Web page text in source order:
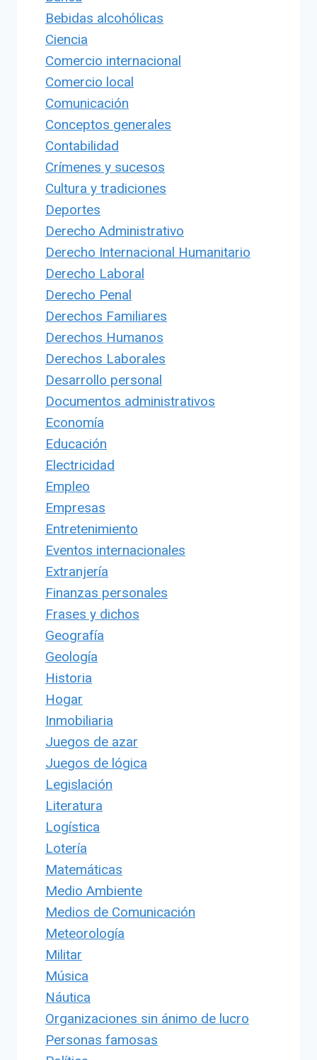
Bebidas alcohólicas
Ciencia
Comercio internacional
Comercio local
Comunicación
Conceptos generales
Contabilidad
Crímenes y sucesos
Cultura y tradiciones
Deportes
Derecho Administrativo
Derecho Internacional Humanitario
Derecho Laboral
Derecho Penal
Derechos Familiares
Derechos Humanos
Derechos Laborales
Desarrollo personal
Documentos administrativos
Economía
Educación
Electricidad
Empleo
Empresas
Entretenimiento
Eventos internacionales
Extranjería
Finanzas personales
Frases y dichos
Geografía
Geología
Historia
Hogar
Inmobiliaria
Juegos de azar
Juegos de lógica
Legislación
Literatura
Logística
Lotería
Matemáticas
Medio Ambiente
Medios de Comunicación
Meteorología
Militar
Música
Náutica
Organizaciones sin ánimo de lucro
Personas famosas